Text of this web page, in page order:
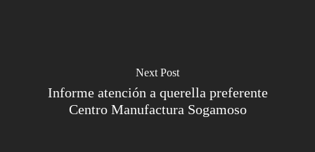
Next Post
Informe atención a querella preferente
Centro Manufactura Sogamoso